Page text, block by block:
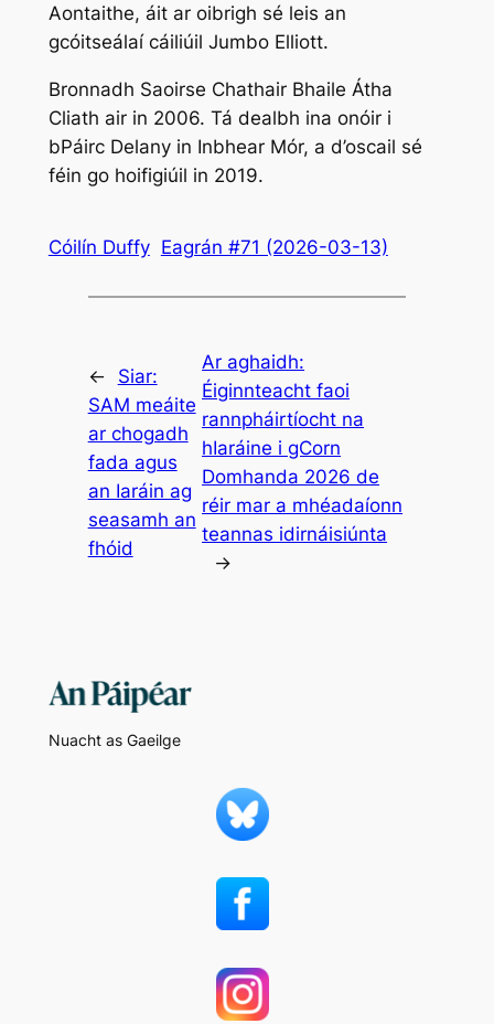
Aontaithe, áit ar oibrigh sé leis an
gcóitseálaí cáiliúil Jumbo Elliott.
Bronnadh Saoirse Chathair Bhaile Átha
Cliath air in 2006. Tá dealbh ina onóir i
bPáirc Delany in Inbhear Mór, a d’oscail sé
féin go hoifigiúil in 2019.
Cóilín Duffy Eagrán #71 (2026-03-13)
←
Siar:
SAM meáite
ar chogadh
fada agus
an Iaráin ag
seasamh an
fhóid
Ar aghaidh:
Éiginnteacht faoi
rannpháirtíocht na
hIaráine i gCorn
Domhanda 2026 de
réir mar a mhéadaíonn
teannas idirnáisiúnta
→
Nuacht as Gaeilge